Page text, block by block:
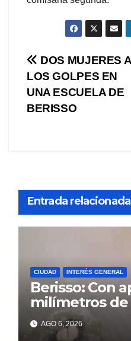
Navegación
de
entradas
DOS MUJERES A
LOS GOLPES EN
UNA ESCUELA DE
BERISSO
Entrada relacionada
CIUDAD INTERÉS GENERAL
Berisso: Con
milímetros de
sienten los
AGO 6, 2026